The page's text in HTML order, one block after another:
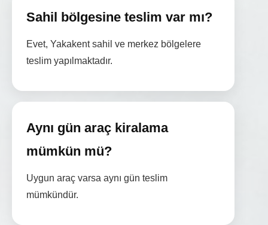
Sahil bölgesine teslim var mı?
Evet, Yakakent sahil ve merkez bölgelere
teslim yapılmaktadır.
Aynı gün araç kiralama
mümkün mü?
Uygun araç varsa aynı gün teslim
mümkündür.